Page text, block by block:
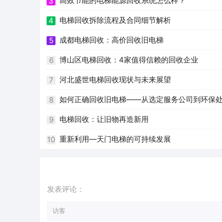
4 电梯回收拆除流程及合同细节解析
5 成都电梯回收：高价回收旧电梯
6 博山区电梯回收：4家值得信赖的回收企业
7 河北盛世电梯回收现状与未来展望
8 如何正确回收旧电梯——从选定服务公司到环保
9 电梯回收：让旧物再造新用
10 重新利用—天门电梯的可持续发展
发表评论：